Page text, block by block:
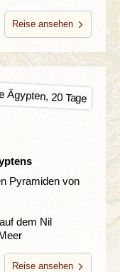
Reise ansehen
Pyramiden von
dem Nil
Reise ansehen